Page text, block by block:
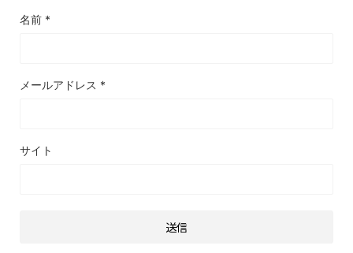
名前 *
メールアドレス *
サイト